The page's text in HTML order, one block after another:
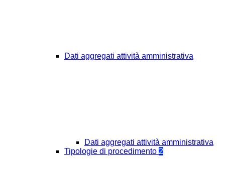
Dati aggregati attività amministrativa
Dati aggregati attività amministrativa
Tipologie di procedimento 2